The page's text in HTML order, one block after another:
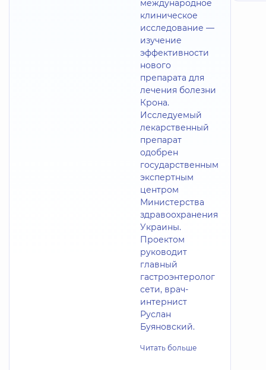
международное
клиническое
исследование —
изучение
эффективности
нового
препарата для
лечения болезни
Крона.
Исследуемый
лекарственный
препарат
одобрен
государственным
экспертным
центром
Министерства
здравоохранения
Украины.
Проектом
руководит
главный
гастроэнтеролог
сети, врач-
интернист
Руслан
Буяновский.
Читать больше